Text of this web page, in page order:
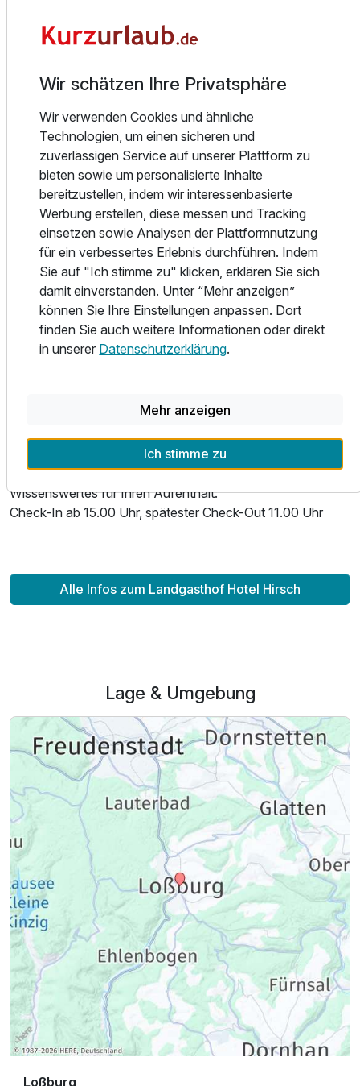
Ausstattung
Für 4 Tage
Doppelzimmer Superior
2 Erwachsene
Ausstattung
Für 4 Tage p.P. ab333,00 €
Einzelzimmer Economy
1 Erwachsenen
WLAN.
Liebe geht nun mal durch den Magen. Und weil die
Spezialitäten in gehobener wie auch deftiger Ausprägung
meisterhaft zu zelebrieren, wird manches Lob zum
weiteren Ansporn.
Wellness:
Schöne Sauna-Landschaft - geöffnet von 15:00 Uhr -
19:00 Uhr.
In unserer Spa-Suite "Badestüble" können Sie ganz
exklusiv - Allein zu Zweit - entspannen. In den Angeboten
"Turteltaubentagen" sind 2 Stunden Aufenthalt bereits
enthalten.
Die "Hirsch-Inklusive-Extras":
Unsere Hotelgäste können im ganzen Haus WLAN
kostenlos nutzen.
Nutzung unserer Saunalandschaft
Wissenswertes für Ihren Aufenthalt:
Check-In ab 15.00 Uhr, spätester Check-Out 11.00 Uhr
Alle Infos zum Landgasthof Hotel Hirsch
Lage & Umgebung
Loßburg
Wir schätzen Ihre Privatsphäre
Wir verwenden Cookies und ähnliche
Technologien, um einen sicheren und
zuverlässigen Service auf unserer Plattform zu
bieten sowie um personalisierte Inhalte
bereitzustellen, indem wir interessenbasierte
Werbung erstellen, diese messen und Tracking
einsetzen sowie Analysen der Plattformnutzung
für ein verbessertes Erlebnis durchführen. Indem
Sie auf "Ich stimme zu" klicken, erklären Sie sich
damit einverstanden. Unter “Mehr anzeigen”
können Sie Ihre Einstellungen anpassen. Dort
finden Sie auch weitere Informationen oder direkt
in unserer Datenschutzerklärung.
Mehr anzeigen
Ich stimme zu